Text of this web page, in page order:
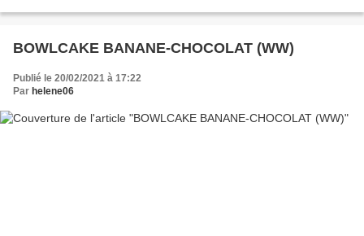
BOWLCAKE BANANE-CHOCOLAT (WW)
Publié le 20/02/2021 à 17:22
Par helene06